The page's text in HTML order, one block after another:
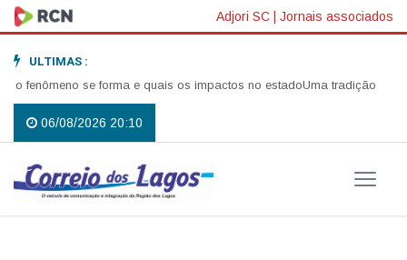
Adjori SC | Jornais associados
ULTIMAS :
se forma e quais os impactos no estadoUma tradição que
06/08/2026 20:10